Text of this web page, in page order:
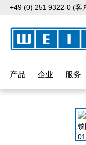
to main content
Skip to search
Skip to main
+49 (0) 251 9322-0 (客
产品 企业 服务